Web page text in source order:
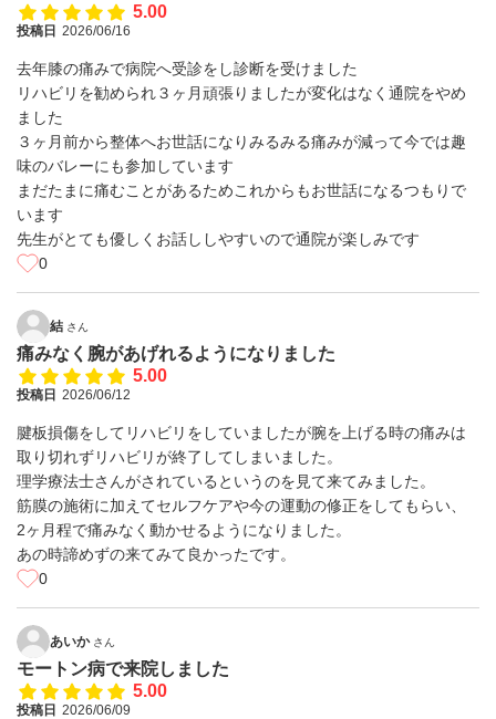
5.00
投稿日 2026/06/16
去年膝の痛みで病院へ受診をし診断を受けました
リハビリを勧められ３ヶ月頑張りましたが変化はなく通院をやめ
ました
３ヶ月前から整体へお世話になりみるみる痛みが減って今では趣
味のバレーにも参加しています
まだたまに痛むことがあるためこれからもお世話になるつもりで
います
先生がとても優しくお話ししやすいので通院が楽しみです
0
結 さん
痛みなく腕があげれるようになりました
5.00
投稿日 2026/06/12
腱板損傷をしてリハビリをしていましたが腕を上げる時の痛みは
取り切れずリハビリが終了してしまいました。
理学療法士さんがされているというのを見て来てみました。
筋膜の施術に加えてセルフケアや今の運動の修正をしてもらい、
2ヶ月程で痛みなく動かせるようになりました。
あの時諦めずの来てみて良かったです。
0
あいか さん
モートン病で来院しました
5.00
投稿日 2026/06/09